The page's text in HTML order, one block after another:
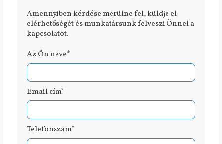
Amennyiben kérdése merülne fel, küldje el
elérhetőségét és munkatársunk felveszi Önnel a
kapcsolatot.
Az Ön neve*
Email cím*
Telefonszám*